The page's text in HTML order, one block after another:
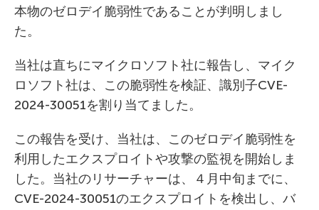
本物のゼロデイ脆弱性であることが判明しまし
た。
当社は直ちにマイクロソフト社に報告し、マイク
ロソフト社は、この脆弱性を検証、識別子CVE-
2024-30051を割り当てました。
この報告を受け、当社は、このゼロデイ脆弱性を
利用したエクスプロイトや攻撃の監視を開始しま
した。当社のリサーチャーは、４月中旬までに、
CVE-2024-30051のエクスプロイトを検出し、バ